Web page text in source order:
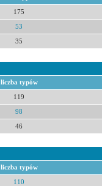
175
53
35
liczba typów
119
98
46
liczba typów
110